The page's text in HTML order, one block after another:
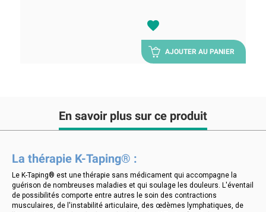
favorite
AJOUTER AU PANIER
En savoir plus sur ce produit
La thérapie K-Taping® :
Le K-Taping® est une thérapie sans médicament qui accompagne la
guérison de nombreuses maladies et qui soulage les douleurs. L'éventail
de possibilités comporte entre autres le soin des contractions
musculaires, de l'instabilité articulaire, des œdèmes lymphatiques, de